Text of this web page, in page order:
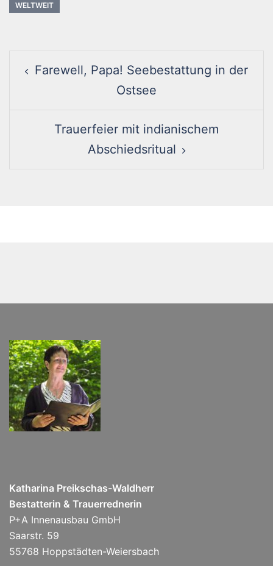
WELTWEIT
navigation
Farewell, Papa! Seebestattung in der
Ostsee
Trauerfeier mit indianischem
Abschiedsritual
Katharina Preikschas-Waldherr
Bestatterin & Trauerrednerin
P+A Innenausbau GmbH
Saarstr. 59
55768 Hoppstädten-Weiersbach